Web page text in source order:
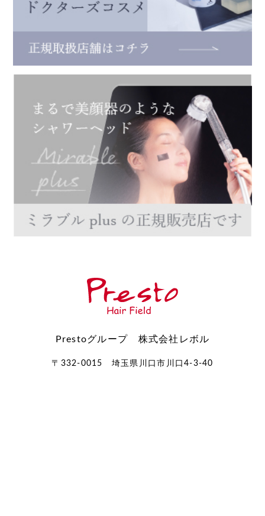
Prestoグループ 株式会社レボル
〒332-0015 埼玉県川口市川口4-3-40